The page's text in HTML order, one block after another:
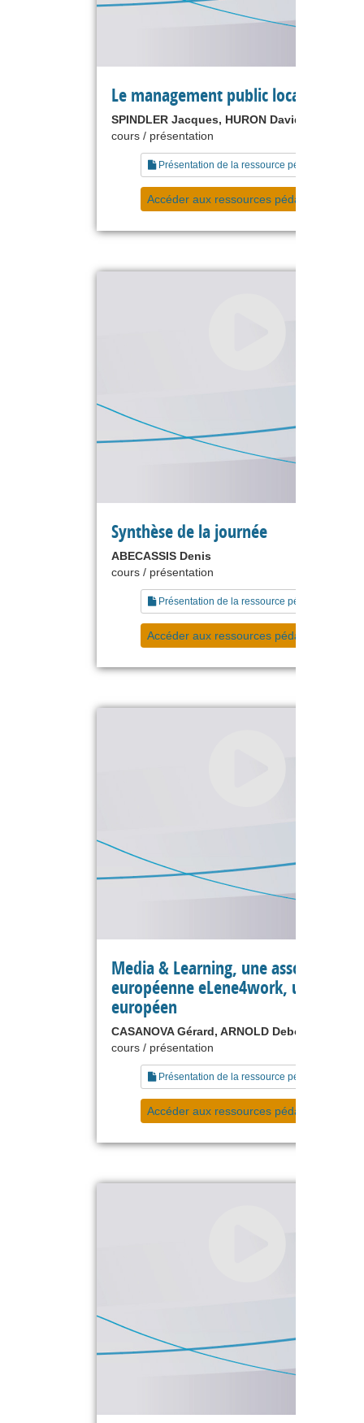
Le management public local
SPINDLER Jacques, HURON David
cours / présentation
Présentation de la ressource pédagogique
Accéder aux ressources pédagogiques
Synthèse de la journée
ABECASSIS Denis
cours / présentation
Présentation de la ressource pédagogique
Accéder aux ressources pédagogiques
Media & Learning, une association
européenne eLene4work, un projet
européen
CASANOVA Gérard, ARNOLD Deborah
cours / présentation
Présentation de la ressource pédagogique
Accéder aux ressources pédagogiques